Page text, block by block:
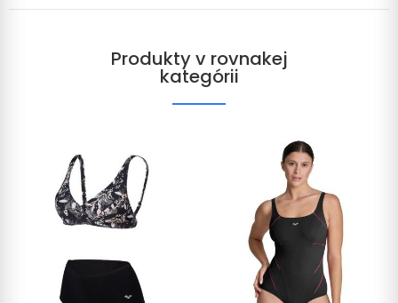
Produkty v rovnakej
kategórii